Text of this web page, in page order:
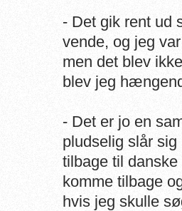
- Det gik rent ud
vende, og jeg
men det blev
blev jeg
- Det er jo en
pludselig slår
tilbage til
komme tilbage
hvis jeg skulle